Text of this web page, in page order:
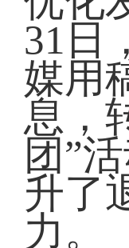
31日
媒用
息，
团”
升了
力。